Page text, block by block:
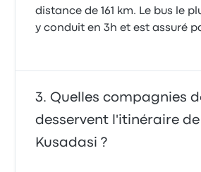
distance de 161 km. Le bus le
y conduit en 3h et est assuré
Quelles compagnies
desservent l'itinéraire de
Kusadasi ?